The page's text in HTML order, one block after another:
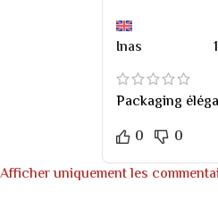
Inas
Packaging
0
0
Afficher uniquement les